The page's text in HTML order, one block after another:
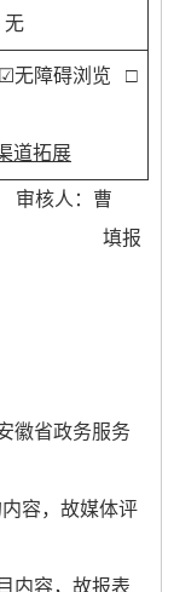
无
无障碍浏览 □
道拓展
：曹
徽省政务服务
，故媒体评
容，故报表